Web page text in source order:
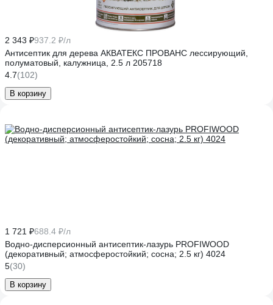
2 343 ₽937.2 ₽/л
Антисептик для дерева АКВАТЕКС ПРОВАНС лессирующий,
полуматовый, калужница, 2.5 л 205718
4.7(102)
В корзину
1 721 ₽688.4 ₽/л
Водно-дисперсионный антисептик-лазурь PROFIWOOD
(декоративный; атмосферостойкий; сосна; 2.5 кг) 4024
5(30)
В корзину